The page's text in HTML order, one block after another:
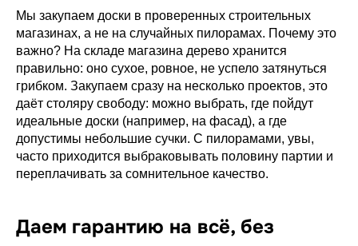
Мы закупаем доски в проверенных строительных
магазинах, а не на случайных пилорамах. Почему это
важно? На складе магазина дерево хранится
правильно: оно сухое, ровное, не успело затянуться
грибком. Закупаем сразу на несколько проектов, это
даёт столяру свободу: можно выбрать, где пойдут
идеальные доски (например, на фасад), а где
допустимы небольшие сучки. С пилорамами, увы,
часто приходится выбраковывать половину партии и
переплачивать за сомнительное качество.
Даем гарантию на всё, без